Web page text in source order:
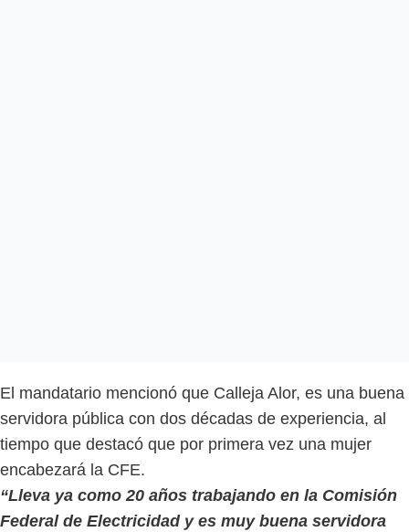
El mandatario mencionó que Calleja Alor, es una buena
servidora pública con dos décadas de experiencia, al
tiempo que destacó que por primera vez una mujer
encabezará la CFE.
“Lleva ya como 20 años trabajando en la Comisión
Federal de Electricidad y es muy buena servidora